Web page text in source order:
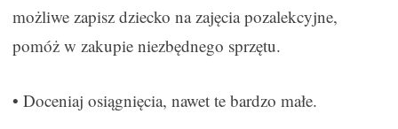
możliwe zapisz dziecko na zajęcia pozalekcyjne,
pomóż w zakupie niezbędnego sprzętu.
• Doceniaj osiągnięcia, nawet te bardzo małe.